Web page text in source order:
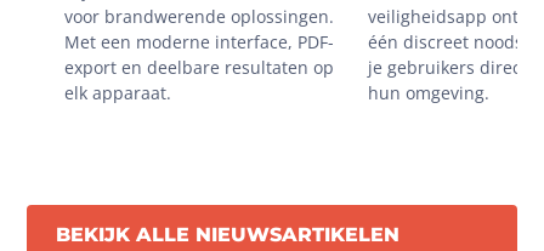
voor brandwerende oplossingen.
Met een moderne interface, PDF-
export en deelbare resultaten op
elk apparaat.
veiligheidsapp
één discreet
je gebruikers direct
hun omgeving.
BEKIJK ALLE NIEUWSARTIKELEN